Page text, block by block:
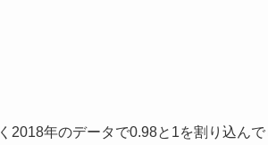
2018年のデータで0.98と1を割り込んで